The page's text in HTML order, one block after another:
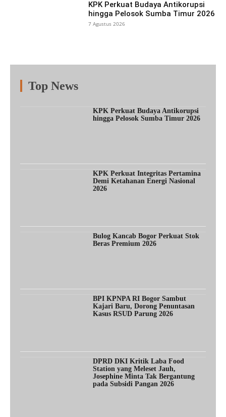
KPK Perkuat Budaya Antikorupsi
hingga Pelosok Sumba Timur 2026
7 Agustus 2026
Top News
KPK Perkuat Budaya Antikorupsi
hingga Pelosok Sumba Timur 2026
KPK Perkuat Integritas Pertamina
Demi Ketahanan Energi Nasional
2026
Bulog Kancab Bogor Perkuat Stok
Beras Premium 2026
BPI KPNPA RI Bogor Sambut
Kajari Baru, Dorong Penuntasan
Kasus RSUD Parung 2026
DPRD DKI Kritik Laba Food
Station yang Meleset Jauh,
Josephine Minta Tak Bergantung
pada Subsidi Pangan 2026